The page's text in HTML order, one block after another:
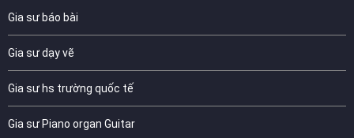
Gia sư báo bài
Gia sư dạy vẽ
Gia sư hs trường quốc tế
Gia sư Piano organ Guitar